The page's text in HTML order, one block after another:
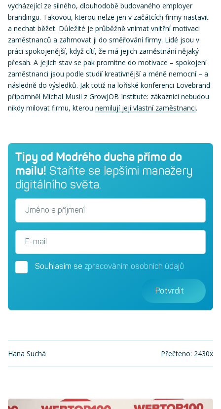
vycházející ze silného, dlouhodobě budovaného employer
brandingu. Takovou, kterou nelze jen v začátcích firmy nastavit
a nechat běžet. Důležité je průběžně vnímat vnitřní motivaci
zaměstnanců a zahrnovat ji do směřování firmy. Lidé jsou v
práci spokojenější, když cítí, že má jejich zaměstnání nějaký
přesah. A jejich stav se pak promítne do motivace – spokojení
zaměstnanci jsou podle studií kreativnější a méně nemocní – a
následně do výsledků. Jak totiž na loňské konferenci Lovebrand
připomněl Michal Musil z GrowJOB Institute: zákazníci nebudou
nikdy milovat firmu, kterou nemilují její vlastní zaměstnanci.
Tipy od Modrého ducha přímo do
mailu! Staňte se lepšími manažery
digitálního světa.
Jméno a příjmení
E-mail
Souhlasím se zpracováním osobních údajů
Potvrdit
Hana Suchá Přečteno: 2430x